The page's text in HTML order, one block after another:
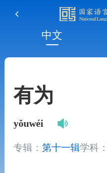
中文
有为
yǒuwéi
专辑： 第十一辑学科：